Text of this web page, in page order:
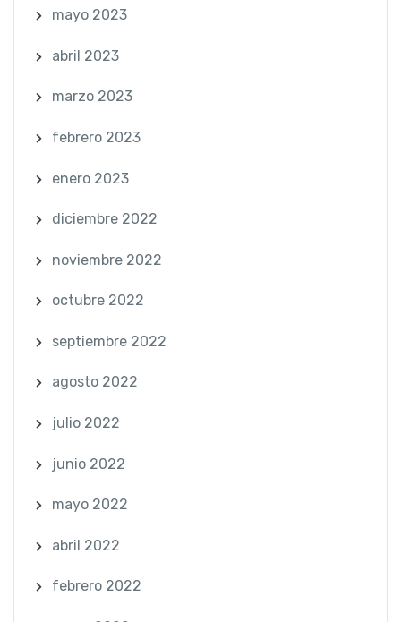
mayo 2023
abril 2023
marzo 2023
febrero 2023
enero 2023
diciembre 2022
noviembre 2022
octubre 2022
septiembre 2022
agosto 2022
julio 2022
junio 2022
mayo 2022
abril 2022
febrero 2022